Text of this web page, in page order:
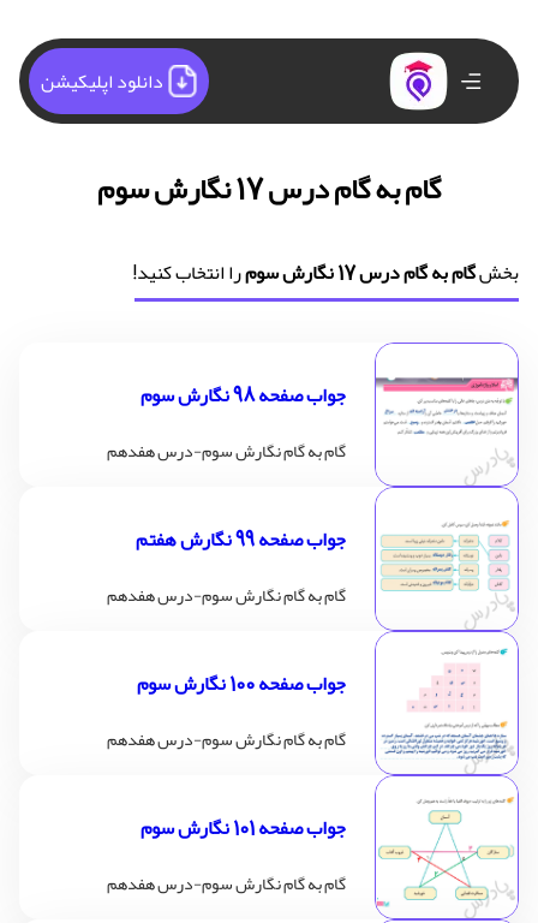
دانلود اپلیکیشن
گام به گام درس 17 نگارش سوم
بخشگام به گام درس 17 نگارش سوم را انتخاب کنید!
جواب صفحه 98 نگارش سوم
گام به گام نگارش سوم-درس هفدهم
جواب صفحه 99 نگارش هفتم
گام به گام نگارش سوم-درس هفدهم
جواب صفحه 100 نگارش سوم
گام به گام نگارش سوم-درس هفدهم
جواب صفحه 101 نگارش سوم
گام به گام نگارش سوم-درس هفدهم